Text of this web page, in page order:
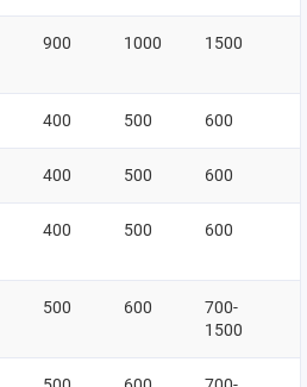
900 1000 1500
400 500 600
400 500 600
400 500 600
500 600
700-
1500